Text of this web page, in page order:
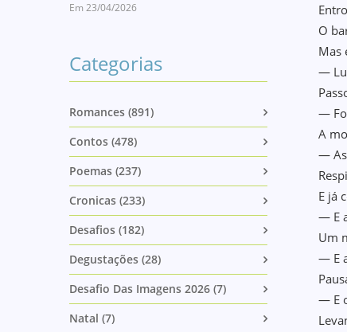
Em 23/04/2026
Categorias
Romances (891)
Contos (478)
Poemas (237)
Cronicas (233)
Desafios (182)
Degustações (28)
Desafio Das Imagens 2026 (7)
Natal (7)
O
Mas
—
—
A
— As
E já
— E
Um
— E
— E